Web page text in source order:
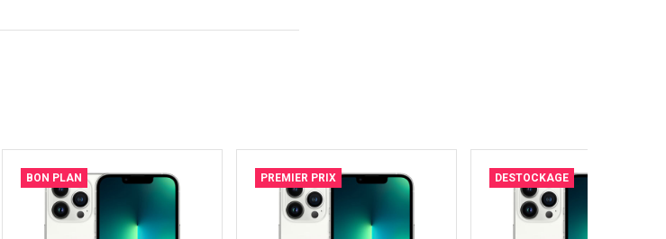
BON PLAN PREMIER PRIX DESTOCKAGE